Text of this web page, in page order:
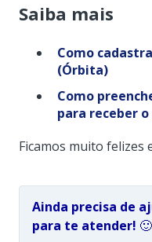
Saiba mais
Como
(Órbita)
Como
para receber
Ficamos muito felizes
Ainda precisa de
para te atender! 🙂